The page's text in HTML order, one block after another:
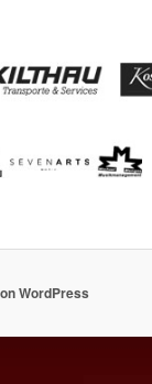
WordPress